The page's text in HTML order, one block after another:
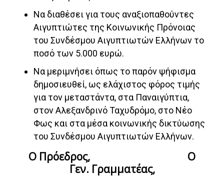
Να διαθέσει για τους αναξιοπαθούντες
Αιγυπτιώτες της Κοινωνικής Πρόνοιας
του Συνδέσμου Αιγυπτιωτών Ελλήνων το
ποσό των 5.000 ευρώ.
Να μεριμνήσει όπως το παρόν ψήφισμα
δημοσιευθεί, ως ελάχιστος φόρος τιμής
για τον μεταστάντα, στα Παναιγύπτια,
στον Αλεξανδρινό Ταχυδρόμο, στο Νέο
Φως και στα μέσα κοινωνικής δικτύωσης
του Συνδέσμου Αιγυπτιωτών Ελλήνων.
Ο Πρόεδρος, Ο
Γεν. Γραμματέας,